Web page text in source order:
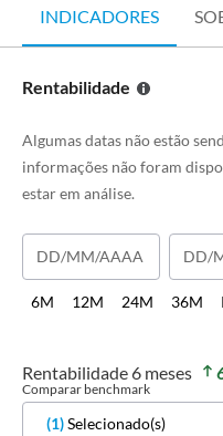
INDICADORES
Rentabilidade
Algumas datas não estão
informações não foram
estar em análise.
6M 12M 24M 36M
Rentabilidade 6 meses
Comparar benchmark
(1)Selecionado(s)